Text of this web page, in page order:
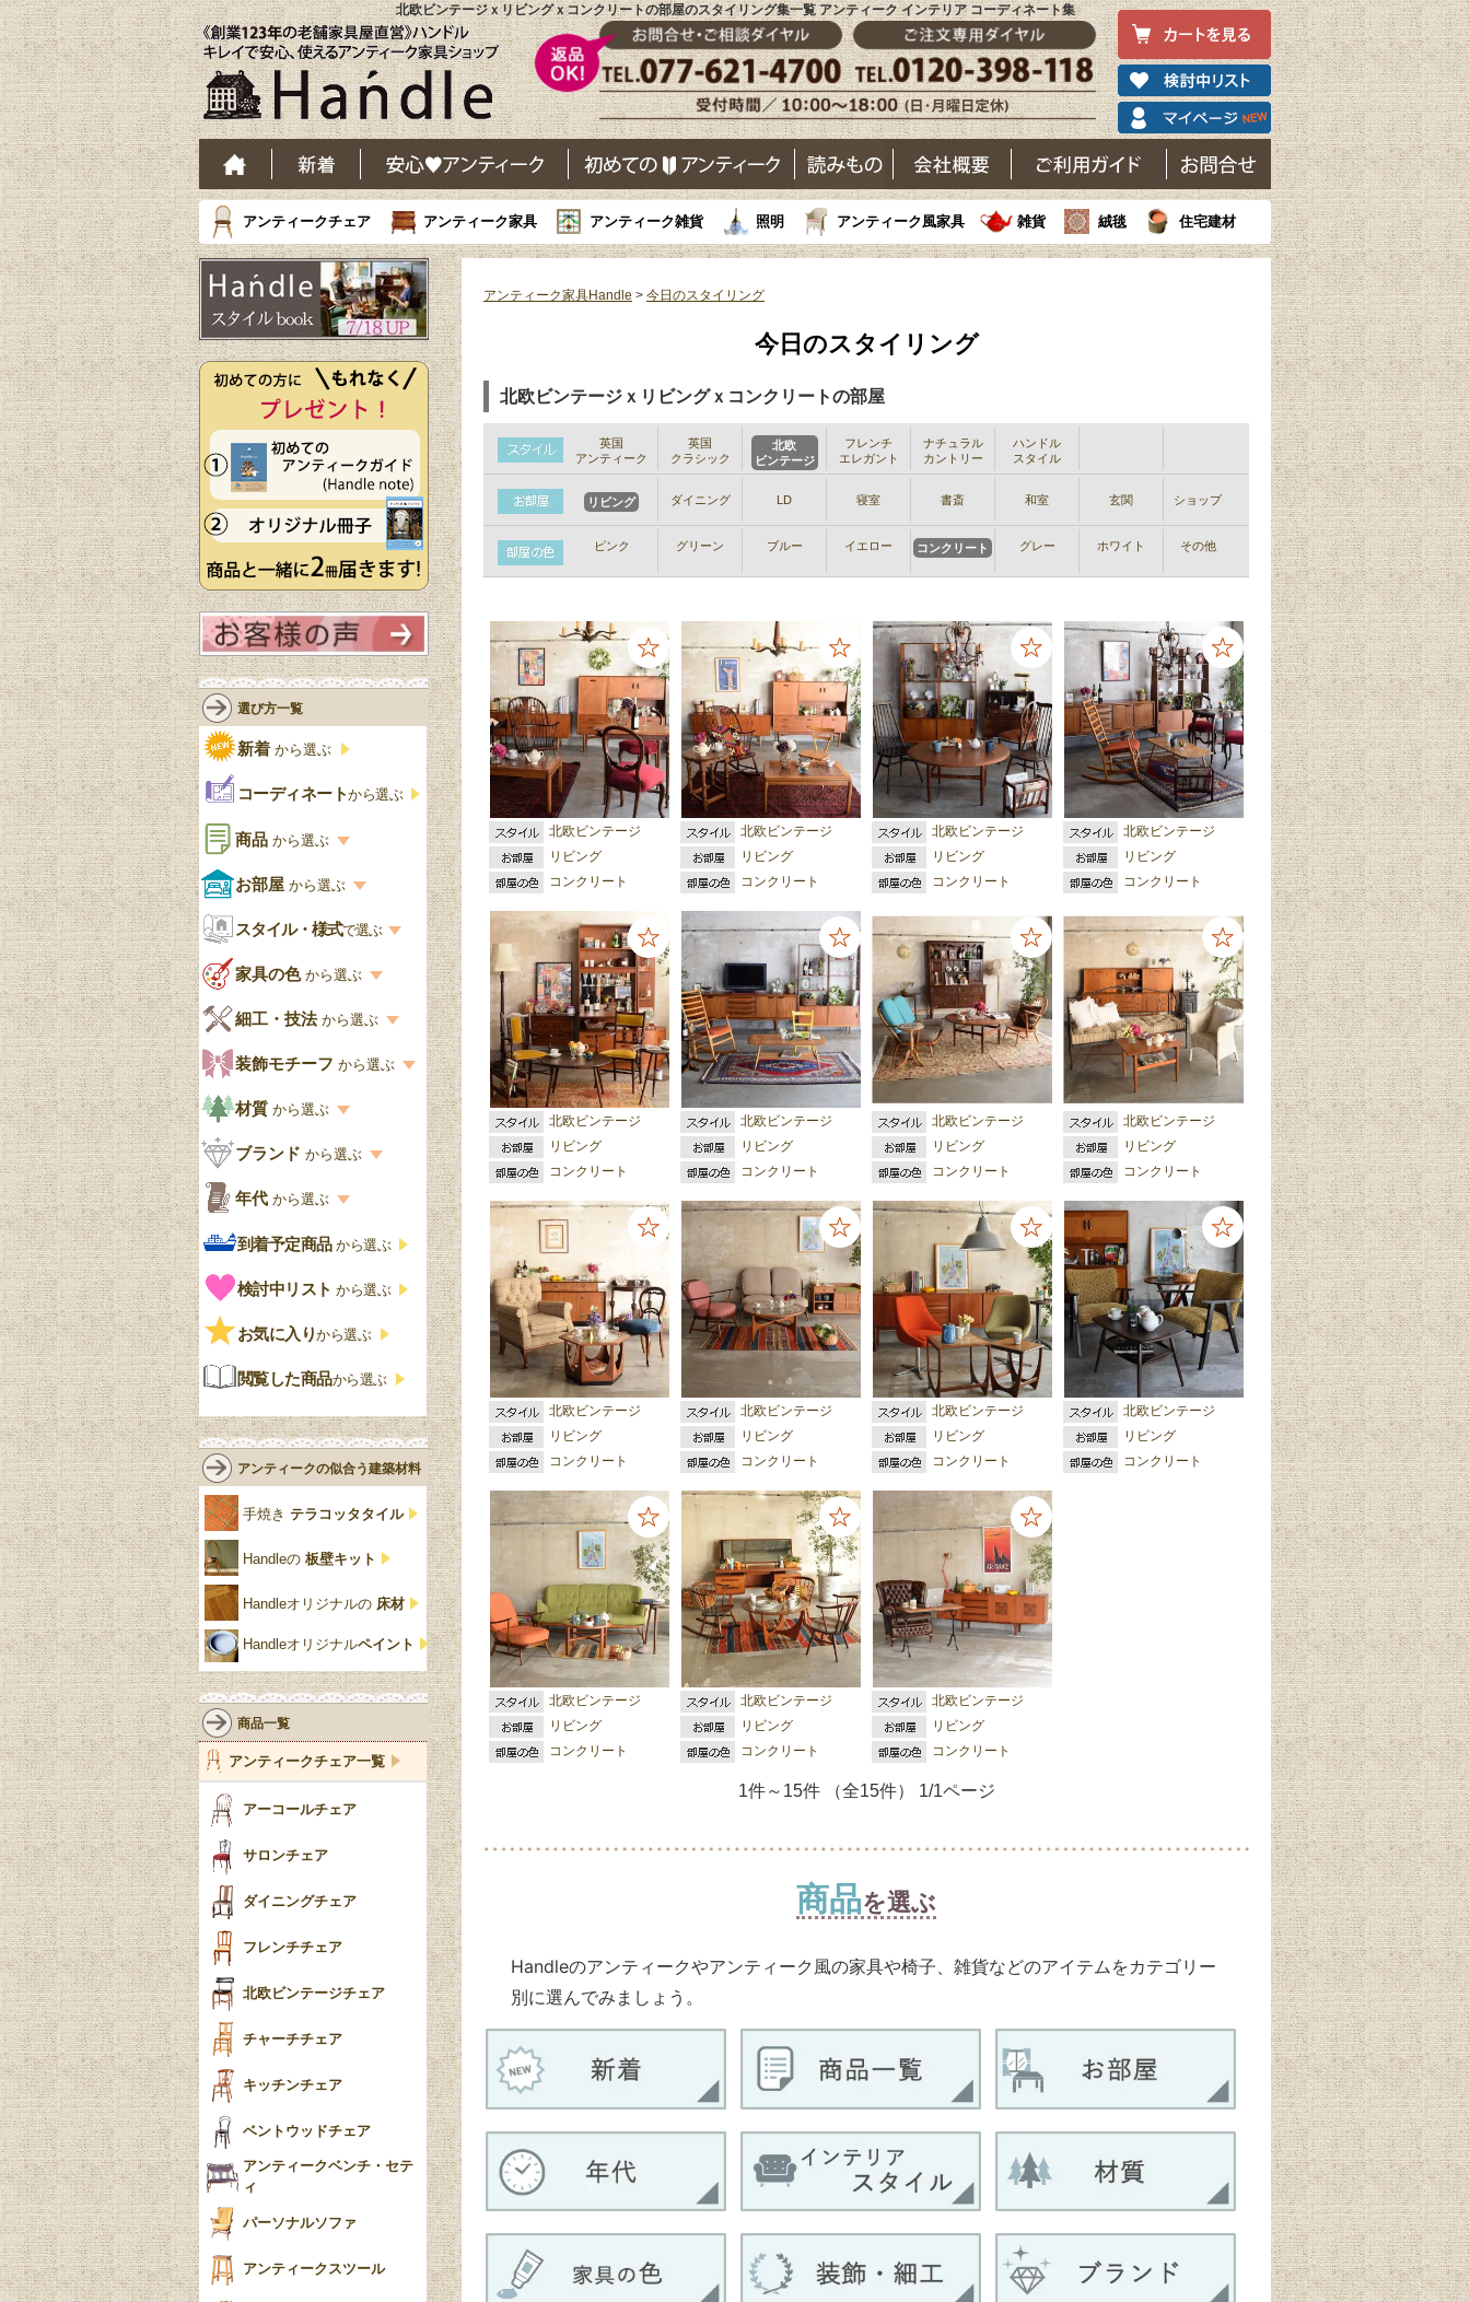
北欧ビンテージｘリビングｘコンクリートの部屋のスタイリング集一覧 アンティーク インテリア コーディネート集
アンティークチェア アンティーク家具 アンティーク雑貨 照明 アンティーク風家具 雑貨 絨毯 住宅建材
アンティーク家具Handle > 今日のスタイリング
今日のスタイリング
北欧ビンテージｘリビングｘコンクリートの部屋
英国
アンティーク
英国
クラシック
北欧
ビンテージ
フレンチ
エレガント
ナチュラル
カントリー
ハンドル
スタイル
リビング ダイニング LD 寝室 書斎 和室 玄関 ショップ
ピンク グリーン ブルー イエロー コンクリート グレー ホワイト その他
北欧ビンテージ
リビング
コンクリート
北欧ビンテージ
リビング
コンクリート
北欧ビンテージ
リビング
コンクリート
北欧ビンテージ
リビング
コンクリート
北欧ビンテージ
リビング
コンクリート
北欧ビンテージ
リビング
コンクリート
北欧ビンテージ
リビング
コンクリート
北欧ビンテージ
リビング
コンクリート
北欧ビンテージ
リビング
コンクリート
北欧ビンテージ
リビング
コンクリート
北欧ビンテージ
リビング
コンクリート
北欧ビンテージ
リビング
コンクリート
北欧ビンテージ
リビング
コンクリート
北欧ビンテージ
リビング
コンクリート
北欧ビンテージ
リビング
コンクリート
1件～15件 （全15件） 1/1ページ
商品を選ぶ
Handleのアンティークやアンティーク風の家具や椅子、雑貨などのアイテムをカテゴリー
別に選んでみましょう。
選び方一覧
新着 から選ぶ
コーディネートから選ぶ
商品 から選ぶ
商品一覧を見る
収納家具
書棚
デスクおしゃれ
食器棚おしゃれ
木製ワゴン
ェア
洋服タンス
チェストおしゃれ
クローゼット
鏡台
花台
仏壇おしゃれ
靴箱収納
スリッパ収納
壁掛け家具
パーテーション・間
仕切り
ガーデンファニチャ
ー
ミラー
花瓶おしゃれ
お部屋 から選ぶ
お部屋から選ぶ一覧
リビング
キッチン・ダイニング
スタイル・様式で選ぶ
スタイル一覧
英国アンティーク
英国クラシック
式
エリザベス様式
ジャコビアン
ロココ様式
ミッドセンチュリー
アールデコ
家具の色から選ぶ
家具の色一覧
カスタード色
アップルパイ色
白・ホワイト
黒・ブラック
細工・技法 から選ぶ
細工・技法の一覧
象嵌・マーケットリー
寄木・パーケットリー
装飾モチーフ から選ぶ
模様の一覧
ペディメント
コーニス
グ
ストラップワーク
雷文
ビーディング
リネンフォールド
ルネット
アカンサス
パイクラスト
脚のモチーフ一覧
ターニングレッグ
バルボスレッグ
ボビンターニング
ツイスト
トライポッド
バラスター
陶磁器の模様一覧
材質 から選ぶ
材質の一覧
オーク材
マホガニー
ローズウッド材
サテンウッド材
ブランド から選ぶ
ブランド一覧
Handleオリジナル
ウィリアムモリス
ロイドルーム
コントワールドファミー
ユ
ジェニファーテイラー
チェスターフィールド
リリパットレーン
アングルポイズ
ウォーカー＆ホール
年代 から選ぶ
年代別の一覧
アンティーク
ビンテージ
到着予定商品から選ぶ
検討中リスト から選ぶ
お気に入りから選ぶ
閲覧した商品から選ぶ
アンティークの似合う建築材料
手焼き テラコッタタイル
Handleの 板壁キット
Handleオリジナルの 床材
Handleオリジナルペイント
商品一覧
アンティークチェア一覧
アーコールチェア
サロンチェア
ダイニングチェア
フレンチチェア
北欧ビンテージチェア
チャーチチェア
キッチンチェア
ベントウッドチェア
アンティークベンチ・セテ
ィ
パーソナルソファ
アンティークスツール